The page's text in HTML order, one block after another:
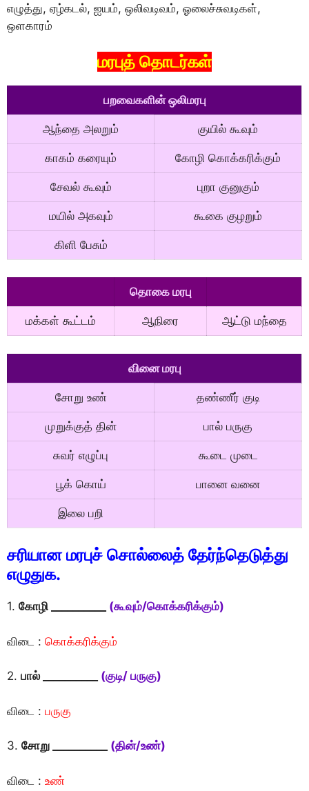
எழுத்து, ஏழ்கடல், ஐயம், ஒலிவடிவம், ஓலைச்சுவடிகள்,
ஒளகாரம்
மரபுத் தொடர்கள்
பறவைகளின் ஒலிமரபு
ஆந்தை அலறும் குயில் கூவும்
காகம் கரையும் கோழி கொக்கரிக்கும்
சேவல் கூவும் புறா குனுகும்
மயில் அகவும் கூகை குழறும்
கிளி பேசும்
தொகை மரபு
மக்கள் கூட்டம் ஆநிரை ஆட்டு மந்தை
வினை மரபு
சோறு உண் தண்ணீர் குடி
முறுக்குத் தின் பால் பருகு
சுவர் எழுப்பு கூடை முடை
பூக் கொய் பானை வனை
இலை பறி
சரியான மரபுச் சொல்லைத் தேர்ந்தெடுத்து
எழுதுக.
1. கோழி __________ (கூவும்/கொக்கரிக்கும்)
விடை : கொக்கரிக்கும்
2. பால் __________ (குடி/ பருகு)
விடை : பருகு
3. சோறு __________ (தின்/உண்)
விடை : உண்